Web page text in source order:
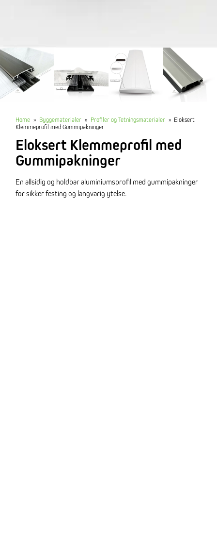
Home » Byggematerialer » Profiler og Tetningsmaterialer » Eloksert
Klemmeprofil med Gummipakninger
Eloksert Klemmeprofil med
Gummipakninger
En allsidig og holdbar aluminiumsprofil med gummipakninger
for sikker festing og langvarig ytelse.